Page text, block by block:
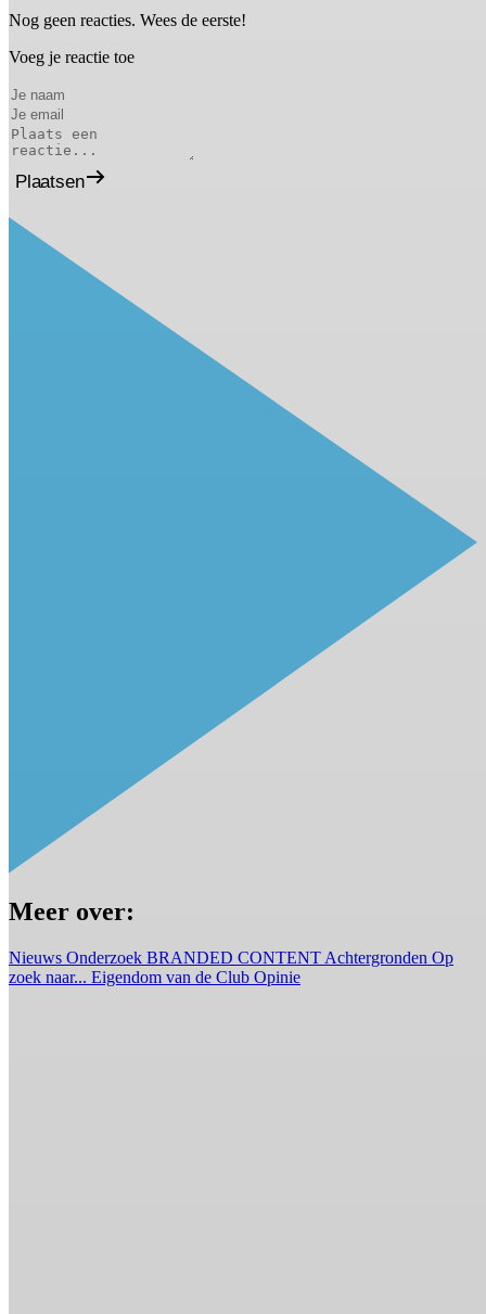
Nog geen reacties. Wees de eerste!
Voeg je reactie toe
Plaatsen
Meer over:
Nieuws Onderzoek BRANDED CONTENT Achtergronden Op
zoek naar... Eigendom van de Club Opinie